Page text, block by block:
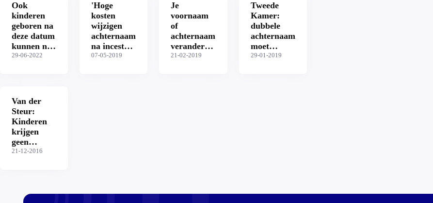
Ook
kinderen
geboren na
deze datum
kunnen nog
een dubbele
29-06-2022
'Hoge
kosten
wijzigen
achternaam
na incest
zijn
07-05-2019
Je
voornaam
of
achternaam
veranderen,
hoe doe je
21-02-2019
Tweede
Kamer:
dubbele
achternaam
moet
mogelijk
29-01-2019
Van der
Steur:
Kinderen
krijgen
geen
dubbele
21-12-2016